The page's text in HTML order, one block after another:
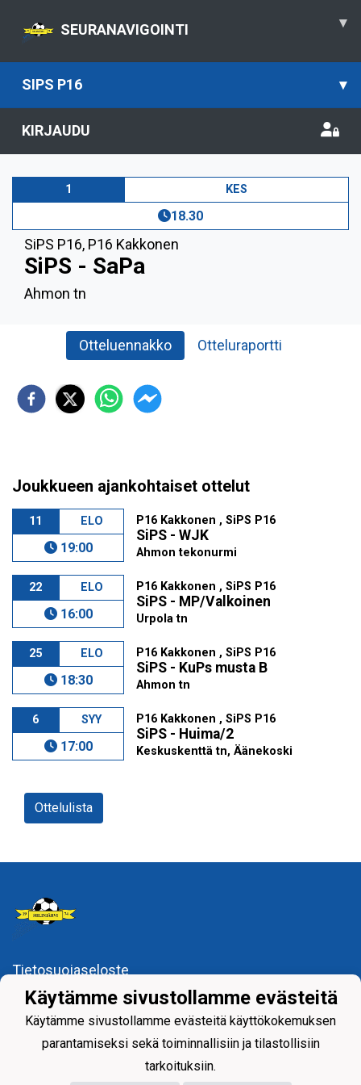
SEURANAVIGOINTI ▾
SIPS P16 ▾
KIRJAUDU
1 KES
18.30
SiPS P16, P16 Kakkonen
SiPS - SaPa
Ahmon tn
Otteluennakko Otteluraportti
Joukkueen ajankohtaiset ottelut
11 ELO
19:00
P16 Kakkonen , SiPS P16
SiPS - WJK
Ahmon tekonurmi
22 ELO
16:00
P16 Kakkonen , SiPS P16
SiPS - MP/Valkoinen
Urpola tn
25 ELO
18:30
P16 Kakkonen , SiPS P16
SiPS - KuPs musta B
Ahmon tn
6 SYY
17:00
P16 Kakkonen , SiPS P16
SiPS - Huima/2
Keskuskenttä tn, Äänekoski
Ottelulista
Tietosuojaseloste
Siilinjärven Palloseura ry
Käytämme sivustollamme evästeitä
Käytämme sivustollamme evästeitä käyttökokemuksen
parantamiseksi sekä toiminnallisiin ja tilastollisiin
tarkoituksiin.